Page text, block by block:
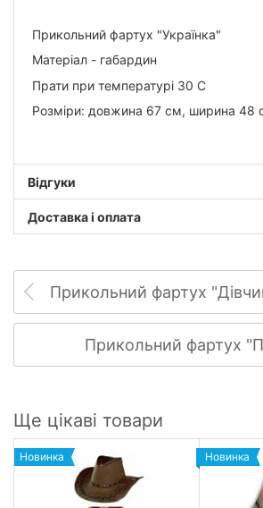
Прикольний фартух "Українка"
Матеріал - габардин
Прати при температурі 30 С
Розміри: довжина 67 см, ширина 48
Відгуки
Доставка і оплата
Прикольний фартух
Ще цікаві товари
Новинка Новинка